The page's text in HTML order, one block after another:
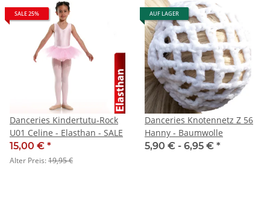
SALE 25%
Danceries Kindertutu-Rock
U01 Celine - Elasthan - SALE
15,00 € *
Alter Preis:19,95 €
AUF LAGER
Danceries Knotennetz Z 56
Hanny - Baumwolle
5,90 € - 6,95 € *